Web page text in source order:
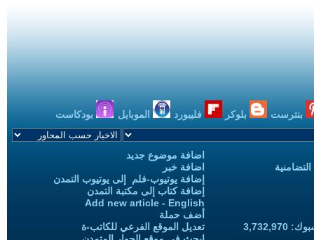
بنترست بلوكر فليبورد الموبايل بودكاست
اضافة موضوع جديد
اضافة خبر
إضافة يوتيوب-فلم إلى يوتيوب التمدن
إضافة كتاب إلى مكتبة التمدن
Add new article - English
أضف حملة
تعديل الموقع الفرعي للكاتب-ة